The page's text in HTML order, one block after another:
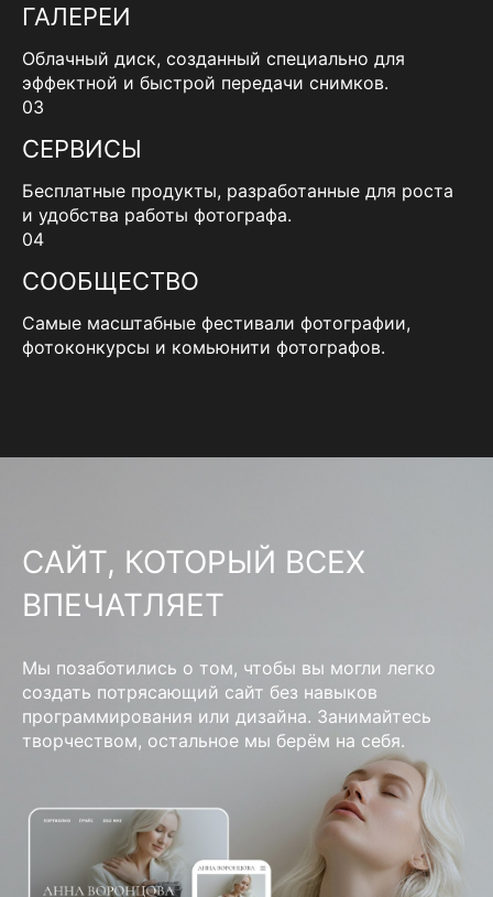
ГАЛЕРЕИ
Облачный диск, созданный специально для
эффектной и быстрой передачи снимков.
03
СЕРВИСЫ
Бесплатные продукты, разработанные для роста
и удобства работы фотографа.
04
СООБЩЕСТВО
Самые масштабные фестивали фотографии,
фотоконкурсы и комьюнити фотографов.
САЙТ, КОТОРЫЙ ВСЕХ
ВПЕЧАТЛЯЕТ
Мы позаботились о том, чтобы вы могли легко
создать потрясающий сайт без навыков
программирования или дизайна. Занимайтесь
творчеством, остальное мы берём на себя.